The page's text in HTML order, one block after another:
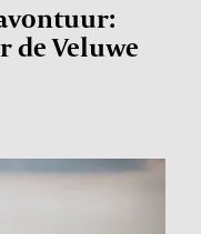
de Veluwe